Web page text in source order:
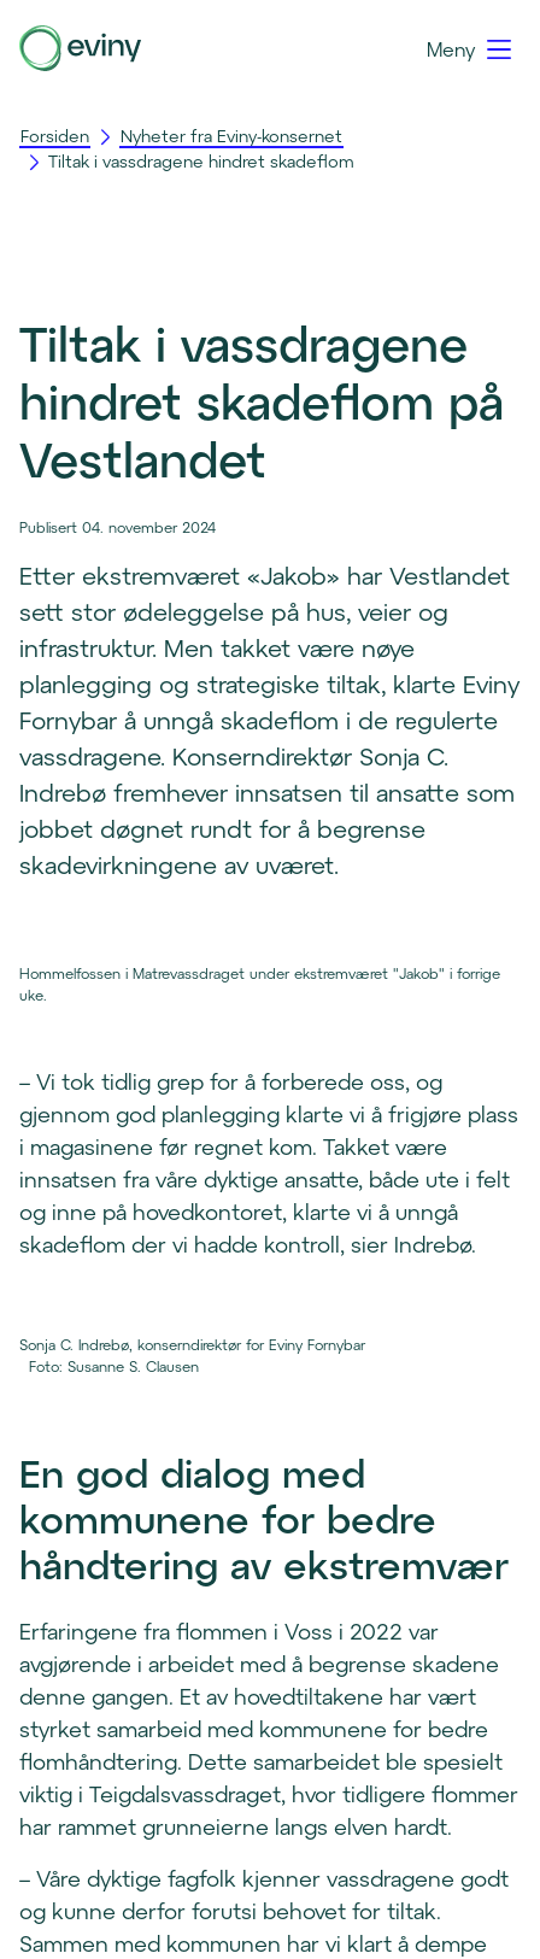
Meny
Forsiden
Nyheter fra Eviny-konsernet
Tiltak i vassdragene hindret skadeflom
Tiltak i vassdragene
hindret skadeflom på
Vestlandet
Publisert 04. november 2024
Etter ekstremværet «Jakob» har Vestlandet
sett stor ødeleggelse på hus, veier og
infrastruktur. Men takket være nøye
planlegging og strategiske tiltak, klarte Eviny
Fornybar å unngå skadeflom i de regulerte
vassdragene. Konserndirektør Sonja C.
Indrebø fremhever innsatsen til ansatte som
jobbet døgnet rundt for å begrense
skadevirkningene av uværet.
Hommelfossen i Matrevassdraget under ekstremværet "Jakob" i forrige
uke.
– Vi tok tidlig grep for å forberede oss, og
gjennom god planlegging klarte vi å frigjøre plass
i magasinene før regnet kom. Takket være
innsatsen fra våre dyktige ansatte, både ute i felt
og inne på hovedkontoret, klarte vi å unngå
skadeflom der vi hadde kontroll, sier Indrebø.
Sonja C. Indrebø, konserndirektør for Eviny Fornybar
Foto: Susanne S. Clausen
En god dialog med
kommunene for bedre
håndtering av ekstremvær
Erfaringene fra flommen i Voss i 2022 var
avgjørende i arbeidet med å begrense skadene
denne gangen. Et av hovedtiltakene har vært
styrket samarbeid med kommunene for bedre
flomhåndtering. Dette samarbeidet ble spesielt
viktig i Teigdalsvassdraget, hvor tidligere flommer
har rammet grunneierne langs elven hardt.
– Våre dyktige fagfolk kjenner vassdragene godt
og kunne derfor forutsi behovet for tiltak.
Sammen med kommunen har vi klart å dempe